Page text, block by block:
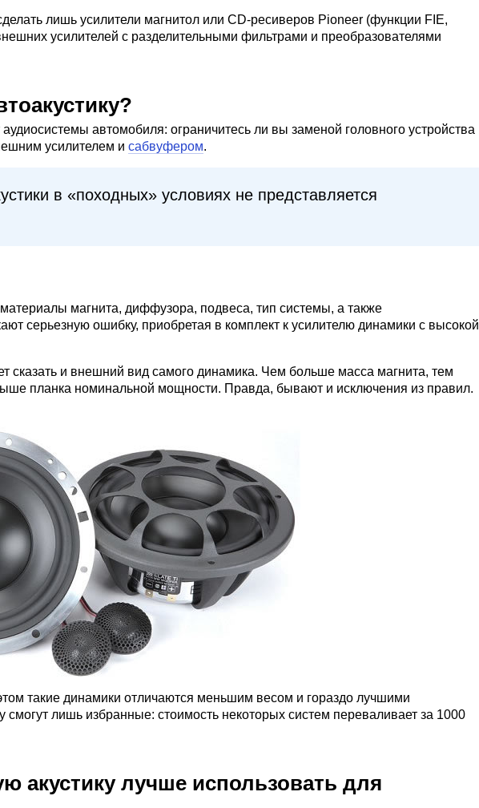
лишь усилители магнитол или CD-ресиверов Pioneer (функции FIE,
усилителей с разделительными фильтрами и преобразователями
автомобиля: ограничитесь ли вы заменой головного устройства
усилителем и сабвуфером.
в «походных» условиях не представляется
магнита, диффузора, подвеса, тип системы, а также
серьезную ошибку, приобретая в комплект к усилителю динамики с высокой
сказать и внешний вид самого динамика. Чем больше масса магнита, тем
планка номинальной мощности. Правда, бывают и исключения из правил.
такие динамики отличаются меньшим весом и гораздо лучшими
смогут лишь избранные: стоимость некоторых систем переваливает за 1000
акустику лучше использовать для